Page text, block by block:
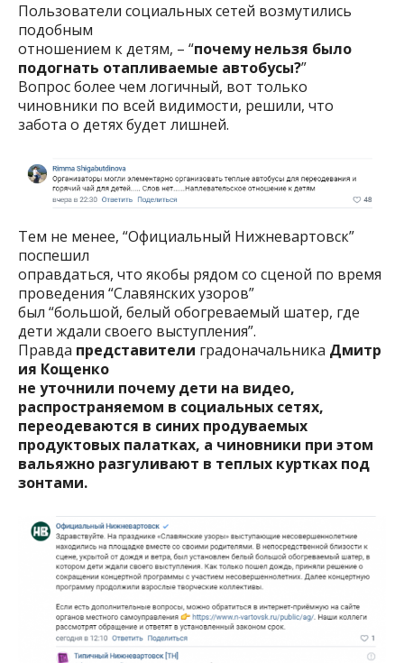
Пользователи социальных сетей возмутились
подобным
отношением к детям, – “почему нельзя было
подогнать отапливаемые автобусы?”
Вопрос более чем логичный, вот только
чиновники по всей видимости, решили, что
забота о детях будет лишней.
Тем не менее, “Официальный Нижневартовск”
поспешил
оправдаться, что якобы рядом со сценой по время
проведения “Славянских узоров”
был “большой, белый обогреваемый шатер, где
дети ждали своего выступления”.
Правда представители градоначальника Дмитр
ия Кощенко
не уточнили почему дети на видео,
распространяемом в социальных сетях,
переодеваются в синих продуваемых
продуктовых палатках, а чиновники при этом
вальяжно разгуливают в теплых куртках под
зонтами.